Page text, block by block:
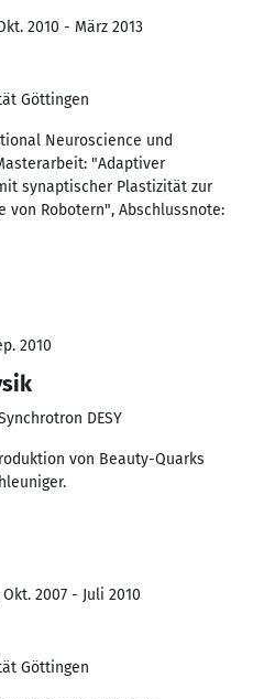
2010 - März 2013
Göttingen
Neuroscience und
"Adaptiver
synaptischer Plastizität zur
von Robotern", Abschlussnote:
2010
DESY
von Beauty-Quarks
2007 - Juli 2010
Göttingen